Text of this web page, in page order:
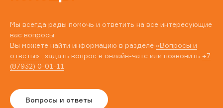
Мы всегда рады помочь и ответить на все интересующие
вас вопросы.
Вы можете найти информацию в разделе «Вопросы и
ответы» , задать вопрос в онлайн-чате или позвонить +7
(87932) 0-01-11
Вопросы и ответы